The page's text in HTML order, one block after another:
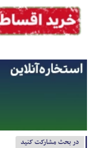
در بحث مشارکت کنید